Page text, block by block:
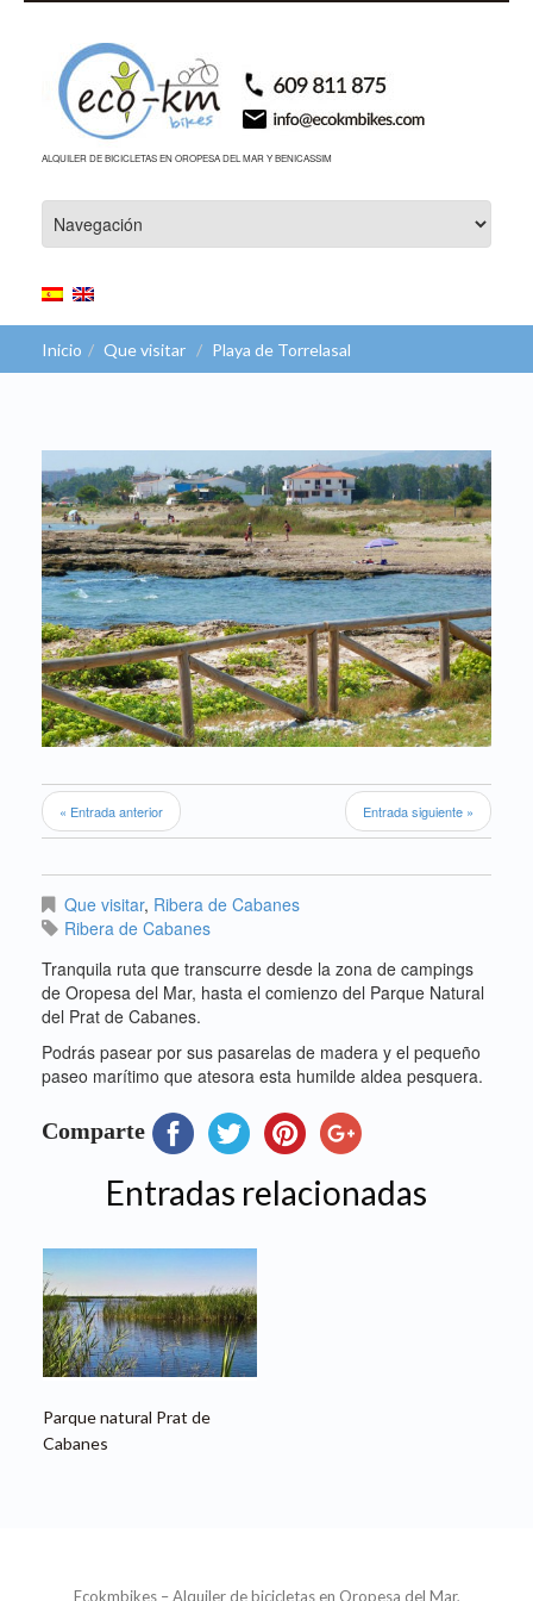
ALQUILER DE BICICLETAS EN OROPESA DEL MAR Y BENICASSIM
Inicio Que visitar Playa de Torrelasal
« Entrada anterior Entrada siguiente »
Que visitar, Ribera de Cabanes
Ribera de Cabanes
Tranquila ruta que transcurre desde la zona de campings
de Oropesa del Mar, hasta el comienzo del Parque Natural
del Prat de Cabanes.
Podrás pasear por sus pasarelas de madera y el pequeño
paseo marítimo que atesora esta humilde aldea pesquera.
Comparte
Entradas relacionadas
Parque natural Prat de
Cabanes
Ecokmbikes – Alquiler de bicicletas en Oropesa del Mar,